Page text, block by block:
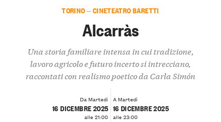
TORINO — CINETEATRO BARETTI
Alcarràs
Una storia familiare intensa in cui tradizione,
lavoro agricolo e futuro incerto si intrecciano,
raccontati con realismo poetico da Carla Simón
Da Martedì
16 DICEMBRE 2025
alle 21:00
A Martedì
16 DICEMBRE 2025
alle 23:00